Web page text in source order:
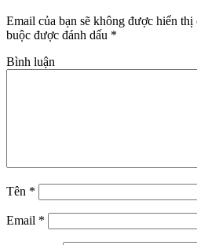
Email của bạn sẽ không được hiển thị
buộc được đánh dấu *
Bình luận
Tên *
Email *